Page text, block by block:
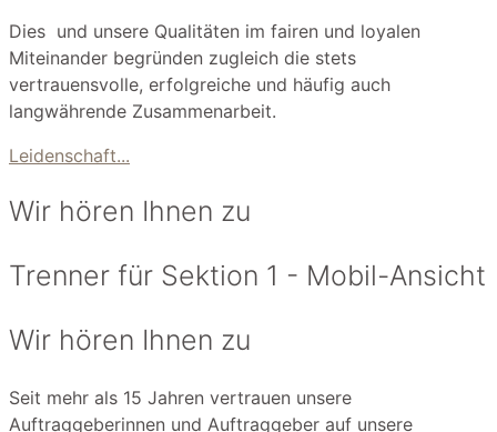
Dies und unsere Qualitäten im fairen und loyalen
Miteinander begründen zugleich die stets
vertrauensvolle, erfolgreiche und häufig auch
langwährende Zusammenarbeit.
Leidenschaft...
Wir hören Ihnen zu
Trenner für Sektion 1 - Mobil-Ansicht
Wir hören Ihnen zu
Seit mehr als 15 Jahren vertrauen unsere
Auftraggeberinnen und Auftraggeber auf unsere